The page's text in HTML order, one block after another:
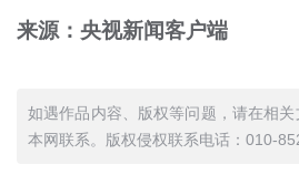
来源：央视新闻客户端
如遇作品内容、版权等问题，请在相
本网联系。版权侵权联系电话：010-